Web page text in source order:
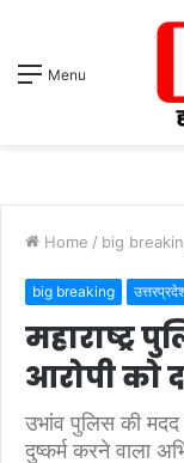
Menu
Home / big
big breaking
महाराष्ट्र
आरोपी को
उभांव पुलिस की मदद
दुष्कर्म करने वाला